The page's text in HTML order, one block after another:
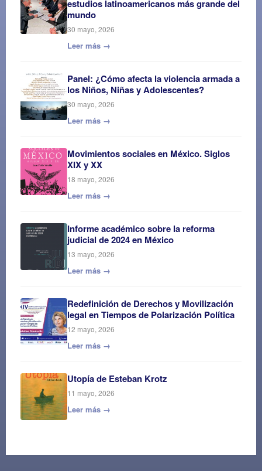
estudios latinoamericanos más grande del
mundo
30 mayo, 2026
Leer más →
Panel: ¿Cómo afecta la violencia armada a
los Niños, Niñas y Adolescentes?
30 mayo, 2026
Leer más →
Movimientos sociales en México. Siglos
XIX y XX
18 mayo, 2026
Leer más →
Informe académico sobre la reforma
judicial de 2024 en México
13 mayo, 2026
Leer más →
Redefinición de Derechos y Movilización
legal en Tiempos de Polarización Política
12 mayo, 2026
Leer más →
Utopía de Esteban Krotz
11 mayo, 2026
Leer más →